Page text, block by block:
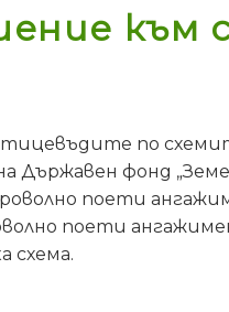
към
по
фонд
поети
поети
схема.